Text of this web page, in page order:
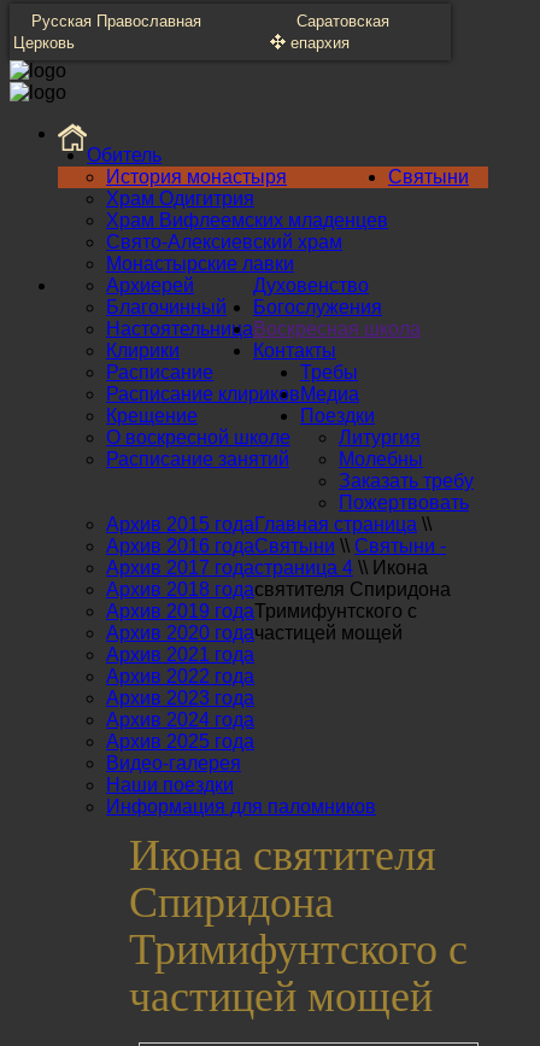
Русская Православная
Церковь
Саратовская
епархия
Обитель
История монастыря
Храм Одигитрия
Храм Вифлеемских младенцев
Свято-Алексиевский храм
Монастырские лавки
Святыни
Духовенство
Архиерей
Благочинный
Настоятельница
Клирики
Богослужения
Расписание
Расписание клириков
Крещение
Воскресная школа
О воскресной школе
Расписание занятий
Контакты
Требы
Литургия
Молебны
Заказать требу
Пожертвовать
Медиа
Архив 2015 года
Архив 2016 года
Архив 2017 года
Архив 2018 года
Архив 2019 года
Архив 2020 года
Архив 2021 года
Архив 2022 года
Архив 2023 года
Архив 2024 года
Архив 2025 года
Видео-галерея
Поездки
Наши поездки
Информация для паломников
Главная страница \\
Святыни \\ Святыни -
страница 4 \\ Икона
святителя Спиридона
Тримифунтского с
частицей мощей
Икона святителя
Спиридона
Тримифунтского с
частицей мощей